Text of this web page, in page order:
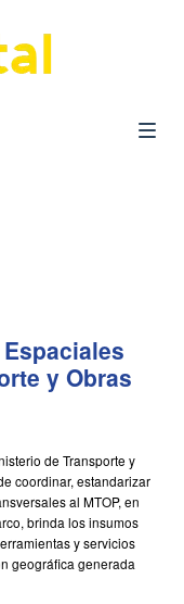
y Obras
de Transporte y
coordinar, estandarizar
al MTOP, en
brinda los insumos
y servicios
geográfica generada